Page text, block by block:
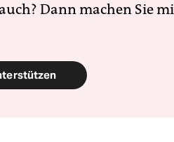
Dann machen Sie